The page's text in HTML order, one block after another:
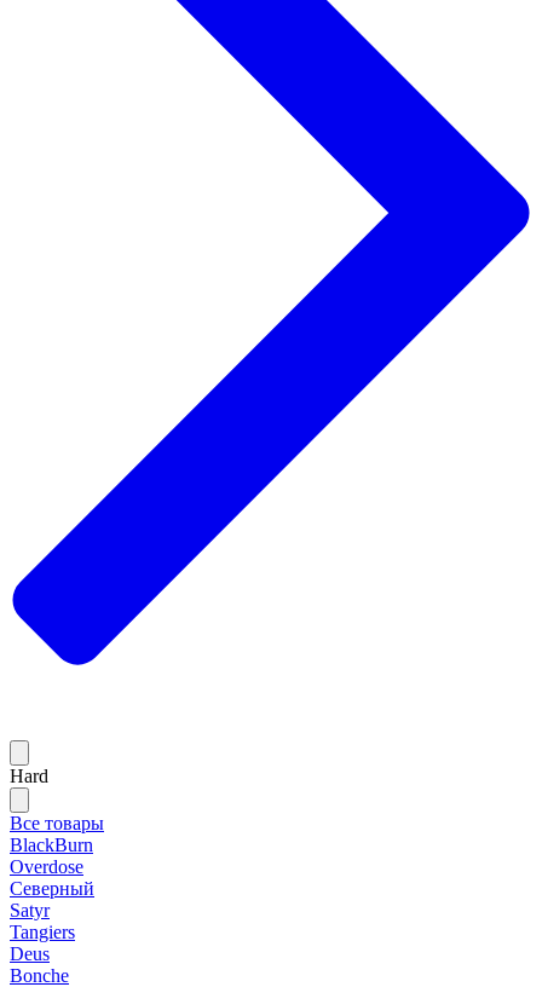
Hard
Все товары
BlackBurn
Overdose
Северный
Satyr
Tangiers
Deus
Bonche